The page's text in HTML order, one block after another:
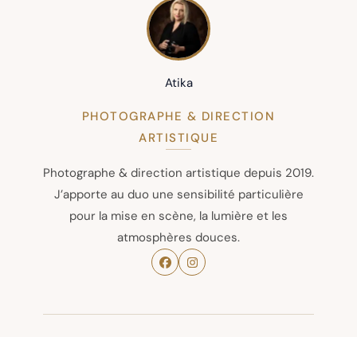
Atika
PHOTOGRAPHE & DIRECTION
ARTISTIQUE
Photographe & direction artistique depuis 2019.
J’apporte au duo une sensibilité particulière
pour la mise en scène, la lumière et les
atmosphères douces.